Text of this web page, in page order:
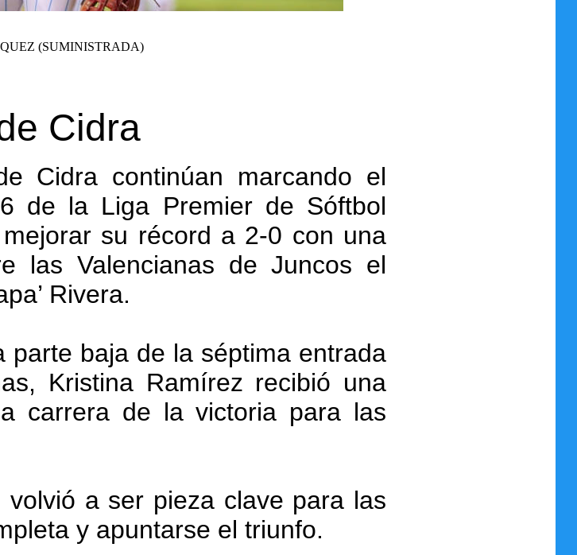
(SUMINISTRADA)
Cidra
Cidra continúan marcando el
de la Liga Premier de Sóftbol
su récord a 2-0 con una
las Valencianas de Juncos el
Rivera.
parte baja de la séptima entrada
Kristina Ramírez recibió una
carrera de la victoria para las
a ser pieza clave para las
y apuntarse el triunfo.